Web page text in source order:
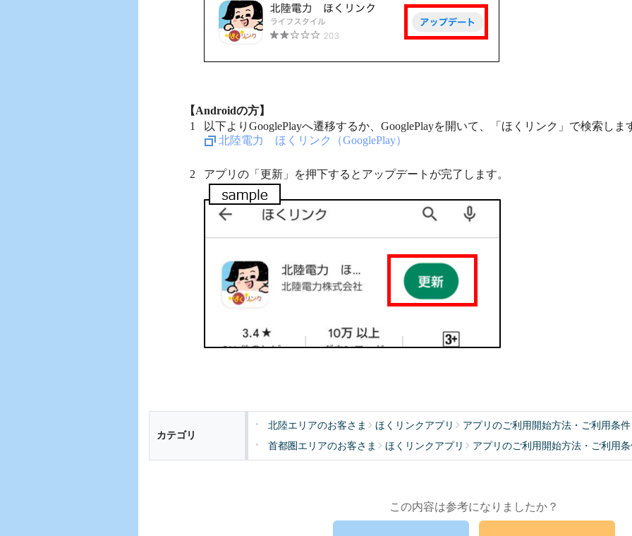
【Androidの方】
以下よりGooglePlayへ遷移するか、GooglePlayを開いて、「ほくリンク」で検索しま
北陸電力 ほくリンク（GooglePlay）
アプリの「更新」を押下するとアップデートが完了します。
カテゴリ
北陸エリアのお客さま ほくリンクアプリ
アプリのご利用開始方法・ご利用条件
首都圏エリアのお客さま
ほくリンクアプリ アプリのご利用開始方法・ご利用
この内容は参考になりましたか？